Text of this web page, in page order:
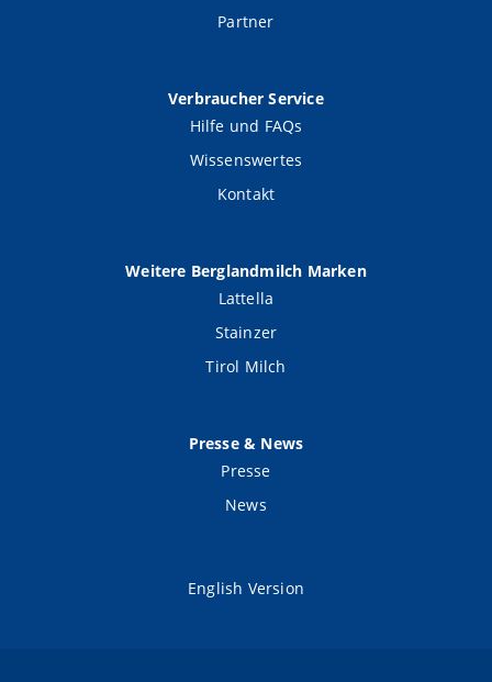
Partner
Verbraucher Service
Hilfe und FAQs
Wissenswertes
Kontakt
Weitere Berglandmilch Marken
Lattella
Stainzer
Tirol Milch
Presse & News
Presse
News
English Version